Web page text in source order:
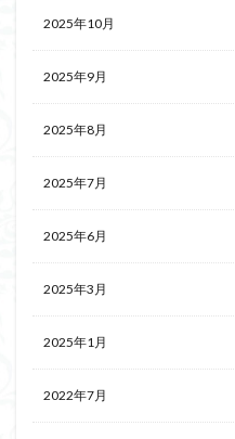
2025年10月
2025年9月
2025年8月
2025年7月
2025年6月
2025年3月
2025年1月
2022年7月